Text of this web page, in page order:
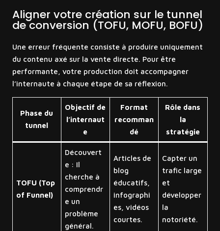
Aligner votre création sur le tunnel
de conversion (TOFU, MOFU, BOFU)
Une erreur fréquente consiste à produire uniquement
du contenu axé sur la vente directe. Pour être
performante, votre production doit accompagner
l’internaute à chaque étape de sa réflexion.
Phase du
tunnel
Objectif de
l’internaut
e
Format
recomman
dé
Rôle dans
la
stratégie
TOFU (Top
of Funnel)
Découvert
e : Il
cherche à
comprendr
e un
problème
général.
Articles de
blog
éducatifs,
infographi
es, vidéos
courtes.
Capter un
trafic large
et
développer
la
notoriété.